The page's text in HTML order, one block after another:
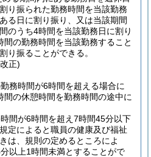
り振られた勤務時間を当該勤務
る日に割り振り、又は当該期間
のうち4時間を当該勤務日に割り
の勤務時間を当該勤務すること
り振ることができる。
正)
務時間が6時間を超える場合に
間の休憩時間を勤務時間の途中に
間が6時間を超え7時間45分以下
定によると職員の健康及び福祉
は、規則の定めるところによ
以上1時間未満とすることがで